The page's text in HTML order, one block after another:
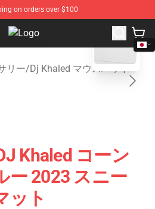
on orders over $100
Dj Khaled Shop - Official Dj
リー/Dj Khaled マウスパッド
blank template
Khaled コーン
ー 2023 スニー
ット